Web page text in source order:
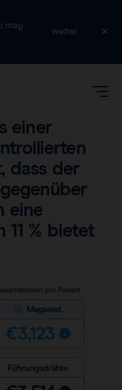
may
weiter
DE
einer
dass der
eine
11 % bietet